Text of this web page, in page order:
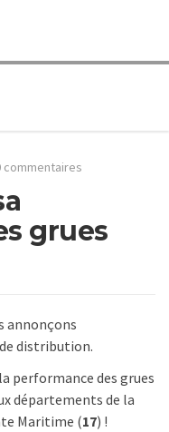
commentaires
grues
annonçons
distribution.
performance des grues
départements de la
Maritime (17) !